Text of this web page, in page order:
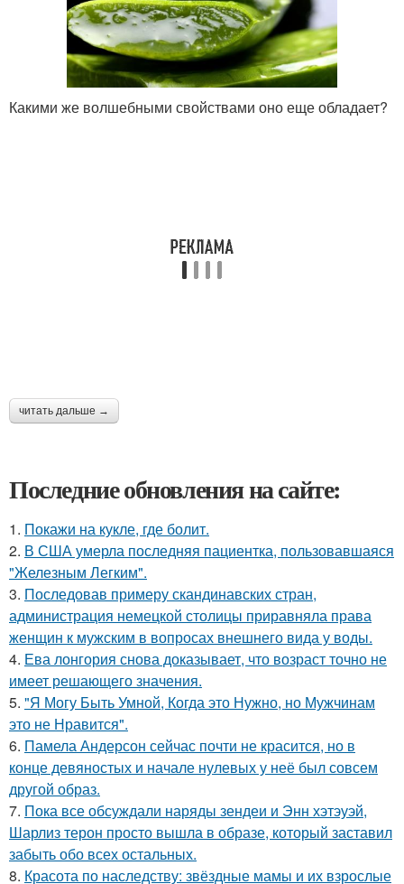
Какими же волшебными свойствами оно еще обладает?
читать дальше →
Последние обновления на сайте:
1. Покажи на кукле, где болит.
2. В США умерла последняя пациентка, пользовавшаяся
"Железным Легким".
3. Последовав примеру скандинавских стран,
администрация немецкой столицы приравняла права
женщин к мужским в вопросах внешнего вида у воды.
4. Ева лонгория снова доказывает, что возраст точно не
имеет решающего значения.
5. "Я Могу Быть Умной, Когда это Нужно, но Мужчинам
это не Нравится".
6. Памела Андерсон сейчас почти не красится, но в
конце девяностых и начале нулевых у неё был совсем
другой образ.
7. Пока все обсуждали наряды зендеи и Энн хэтэуэй,
Шарлиз терон просто вышла в образе, который заставил
забыть обо всех остальных.
8. Красота по наследству: звёздные мамы и их взрослые